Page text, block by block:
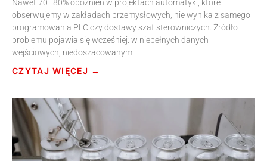
Nawet 70–80% opóźnień w projektach automatyki, które
obserwujemy w zakładach przemysłowych, nie wynika z samego
programowania PLC czy dostawy szaf sterowniczych. Źródło
problemu pojawia się wcześniej: w niepełnych danych
wejściowych, niedoszacowanym
CZYTAJ WIĘCEJ →